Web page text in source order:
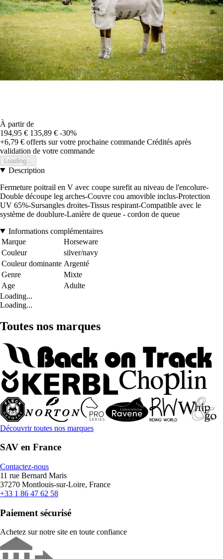
À partir de
194,95 € 135,89 € -30%
+6,79 € offerts sur votre prochaine commande Crédités après
validation de votre commande
Loading...
Description
Fermeture poitrail en V avec coupe surefit au niveau de l'encolure-
Double découpe leg arches-Couvre cou amovible inclus-Protection
UV 65%-Sursangles droites-Tissus respirant-Compatible avec le
système de doublure-Lanière de queue - cordon de queue
Informations complémentaires
Marque
Horseware
Couleur
silver/navy
Couleur dominante Argenté
Genre
Mixte
Age
Adulte
Loading...
Loading...
Toutes nos marques
Découvrir toutes nos marques
SAV en France
Contactez-nous
11 rue Bernard Maris
37270 Montlouis-sur-Loire, France
+33 1 86 47 62 58
Paiement sécurisé
Achetez sur notre site en toute confiance